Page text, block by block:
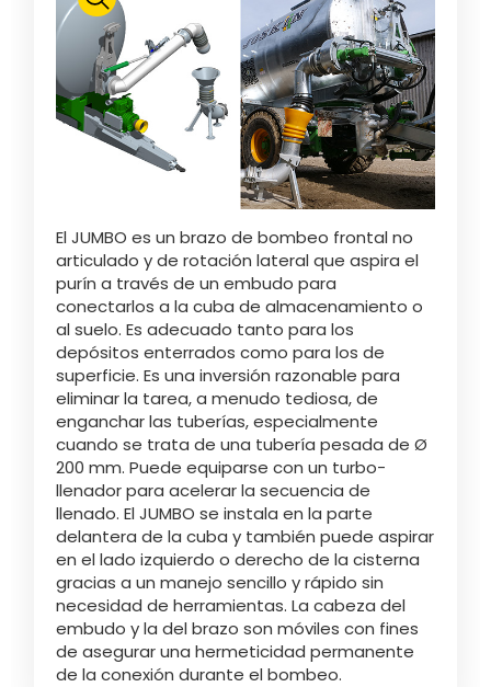
FAN SHOP
OFERTAS DE EMPLEO
CONTACTO
MyJOSKIN
Polski
Descargar el folleto
Italiano
Dansk
Română
Suomi
Magyar
Български
Eesti keel
Brazo de carga articulado (2º elemento)
Brazo de carga articulado (extensión
telescópica)
Brazo de carga articulado (adaptación embudo)
Brazo de carga articulado en elevador frontal de
tractor
Flecha dorsal galvanizada (principio)
Flecha dorsal galvanizada (extensión
telescópica)
Flecha dorsal galvanizada (adaptación embudo)
Flecha dorsal galvanizada (turbo-llenador)
Generalidades
El JUMBO es un brazo de bombeo frontal no
articulado y de rotación lateral que aspira el
purín a través de un embudo para
conectarlos a la cuba de almacenamiento o
al suelo. Es adecuado tanto para los
depósitos enterrados como para los de
superficie. Es una inversión razonable para
eliminar la tarea, a menudo tediosa, de
enganchar las tuberías, especialmente
cuando se trata de una tubería pesada de Ø
200 mm. Puede equiparse con un turbo-
llenador para acelerar la secuencia de
llenado. El JUMBO se instala en la parte
delantera de la cuba y también puede aspirar
en el lado izquierdo o derecho de la cisterna
gracias a un manejo sencillo y rápido sin
necesidad de herramientas. La cabeza del
embudo y la del brazo son móviles con fines
de asegurar una hermeticidad permanente
de la conexión durante el bombeo.